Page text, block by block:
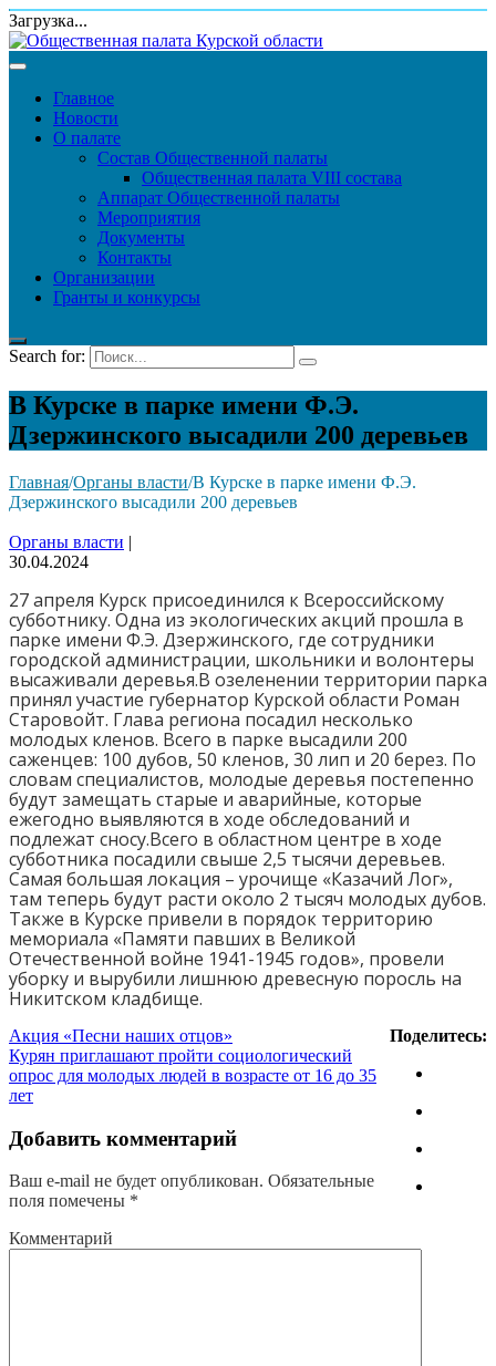
Загрузка...
Главное
Новости
О палате
Состав Общественной палаты
Общественная палата VIII состава
Аппарат Общественной палаты
Мероприятия
Документы
Контакты
Организации
Гранты и конкурсы
Search for:
В Курске в парке имени Ф.Э.
Дзержинского высадили 200 деревьев
Главная/Органы власти/В Курске в парке имени Ф.Э.
Дзержинского высадили 200 деревьев
Органы власти |
30.04.2024
27 апреля Курск присоединился к Всероссийскому
субботнику. Одна из экологических акций прошла в
парке имени Ф.Э. Дзержинского, где сотрудники
городской администрации, школьники и волонтеры
высаживали деревья.В озеленении территории парка
принял участие губернатор Курской области Роман
Старовойт. Глава региона посадил несколько
молодых кленов. Всего в парке высадили 200
саженцев: 100 дубов, 50 кленов, 30 лип и 20 берез. По
словам специалистов, молодые деревья постепенно
будут замещать старые и аварийные, которые
ежегодно выявляются в ходе обследований и
подлежат сносу.Всего в областном центре в ходе
субботника посадили свыше 2,5 тысячи деревьев.
Самая большая локация – урочище «Казачий Лог»,
там теперь будут расти около 2 тысяч молодых дубов.
Также в Курске привели в порядок территорию
мемориала «Памяти павших в Великой
Отечественной войне 1941-1945 годов», провели
уборку и вырубили лишнюю древесную поросль на
Никитском кладбище.
Поделитесь:
Акция «Песни наших отцов»
Курян приглашают пройти социологический
опрос для молодых людей в возрасте от 16 до 35
лет
Добавить комментарий
Ваш e-mail не будет опубликован. Обязательные
поля помечены *
Комментарий